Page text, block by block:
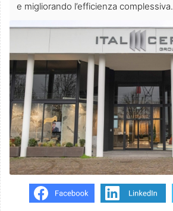
e migliorando l’efficienza complessiva.